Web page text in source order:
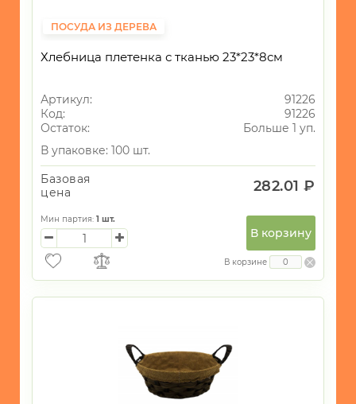
ПОСУДА ИЗ ДЕРЕВА
Хлебница плетенка с тканью 23*23*8см
Артикул:
91226
Код:
91226
Остаток:
Больше 1 уп.
В упаковке: 100 шт.
Базовая
цена
282.01 ₽
Мин партия: 1 шт.
В корзину
В корзине